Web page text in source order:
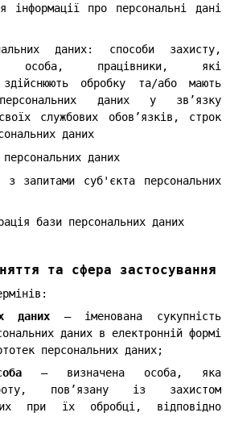
інформації про персональні дані
даних: способи захисту,
особа, працівники, які
здійснюють обробку та/або мають
даних у зв’язку
службових обов’язків, строк
даних
даних
з запитами суб'єкта персональних
бази персональних даних
та сфера застосування
даних — іменована сукупність
даних в електронній формі
персональних даних;
— визначена особа, яка
пов’язану із захистом
при їх обробці, відповідно